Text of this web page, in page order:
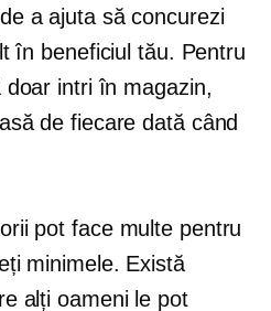
a ajuta să concurezi
în beneficiul tău. Pentru
intri în magazin,
de fiecare dată când
pot face multe pentru
minimele. Există
alți oameni le pot